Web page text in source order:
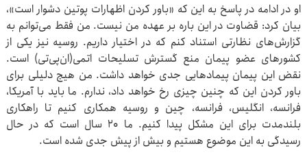
او در ادامه در پاسخ به این که «باور کردن اظهارات پوتین دشوار است»،
بیان کرد: قضاوت در این باره بر عهده من نیست. من فقط می‌توانم به
گزارش‌های نظارتی استناد کنم که در اختیار داریم. روسیه نیز یکی از
کشورهای عضو پیمان منع گسترش تسلیحات اتمی(ان‌پی‌تی) است.
نقض این پیمان پیمادهایی جدی خواهد داشت. من هیچ دلیلی برای
باور کردن این که چنین چیزی رخ خواهد داد، ندارم. ما باید با آمریکا،
فرانسه، انگلیس، فرانسه، چین و روسیه همکاری کنیم تا راهکاری
بلندمدت برای این مشکل پیدا کنیم. ما ۲۰ سال است که در حال
رسیدگی به این موضوع هستیم و بیش از پیش جدی شده است.